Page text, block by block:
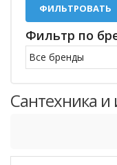
ФИЛЬТРОВАТЬ
Фильтр по
Сантехника